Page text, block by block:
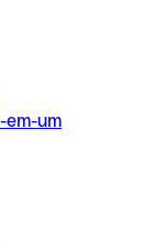
em-um